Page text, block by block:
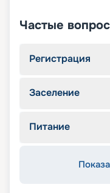
Частые
Регистрация
Заселение
Питание